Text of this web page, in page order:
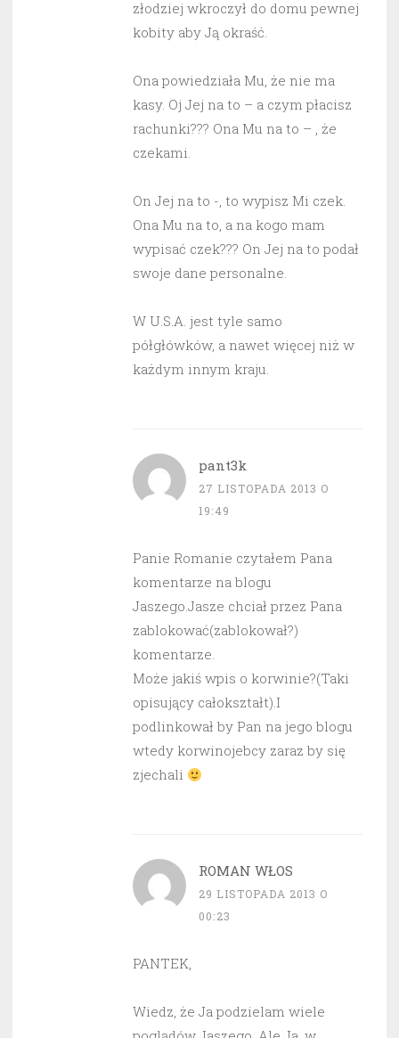
złodziej wkroczył do domu pewnej
kobity aby Ją okraść.
Ona powiedziała Mu, że nie ma
kasy. Oj Jej na to – a czym płacisz
rachunki??? Ona Mu na to – , że
czekami.
On Jej na to -, to wypisz Mi czek.
Ona Mu na to, a na kogo mam
wypisać czek??? On Jej na to podał
swoje dane personalne.
W U.S.A. jest tyle samo
półgłówków, a nawet więcej niż w
każdym innym kraju.
pant3k
27 LISTOPADA 2013 O
19:49
Panie Romanie czytałem Pana
komentarze na blogu
Jaszego.Jasze chciał przez Pana
zablokować(zablokował?)
komentarze.
Może jakiś wpis o korwinie?(Taki
opisujący całokształt).I
podlinkował by Pan na jego blogu
wtedy korwinojebcy zaraz by się
zjechali
ROMAN WŁOS
29 LISTOPADA 2013 O
00:23
PANTEK,
Wiedz, że Ja podzielam wiele